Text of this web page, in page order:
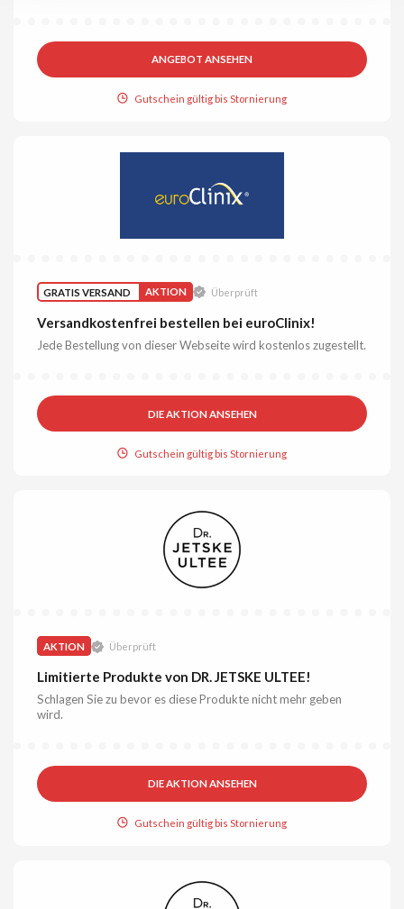
ANGEBOT ANSEHEN
Gutschein gültig bis Stornierung
GRATIS VERSAND AKTION Überprüft
Versandkostenfrei bestellen bei euroClinix!
Jede Bestellung von dieser Webseite wird kostenlos zugestellt.
DIE AKTION ANSEHEN
Gutschein gültig bis Stornierung
AKTION Überprüft
Limitierte Produkte von DR. JETSKE ULTEE!
Schlagen Sie zu bevor es diese Produkte nicht mehr geben
wird.
DIE AKTION ANSEHEN
Gutschein gültig bis Stornierung